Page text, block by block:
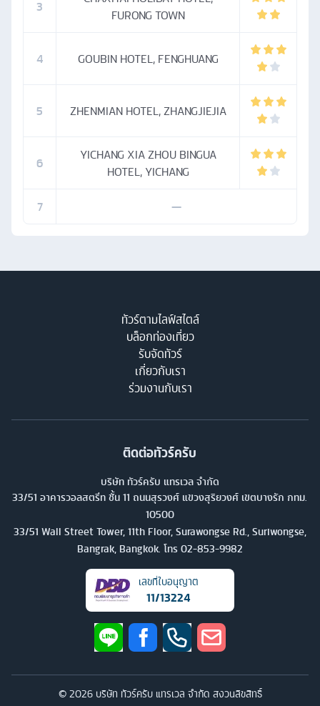
3
FURONG TOWN
4 GOUBIN HOTEL, FENGHUANG
5 ZHENMIAN HOTEL, ZHANGJIEJIA
6
YICHANG XIA ZHOU BINGUA
HOTEL, YICHANG
7
—
ทัวร์ตามไลฟ์สไตล์
บล็อกท่องเที่ยว
รับจัดทัวร์
เกี่ยวกับเรา
ร่วมงานกับเรา
ติดต่อทัวร์ครับ
บริษัท ทัวร์ครับ แทรเวล จำกัด
33/51 อาคารวอลสตรีท ชั้น 11 ถนนสุรวงศ์ แขวงสุริยวงศ์ เขตบางรัก กทม.
10500
33/51 Wall Street Tower, 11th Floor, Surawongse Rd., Suriwongse,
Bangrak, Bangkok. โทร 02-853-9982
เลขที่ใบอนุญาต
11/13224
©2026บริษัท ทัวร์ครับ แทรเวล จำกัด สงวนลิขสิทธิ์